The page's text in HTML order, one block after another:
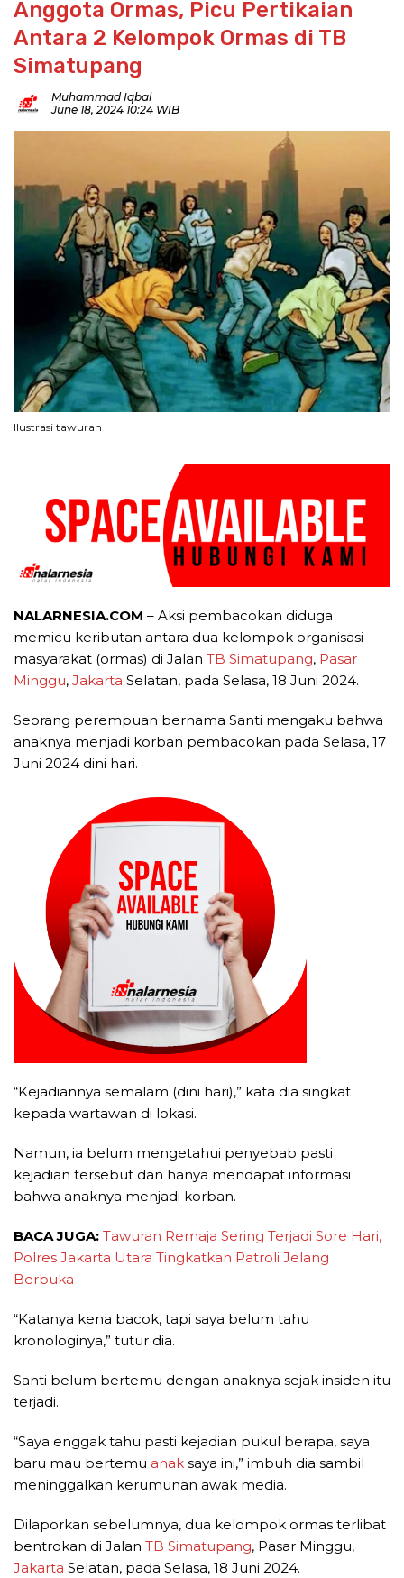
Anggota Ormas, Picu Pertikaian
Antara 2 Kelompok Ormas di TB
Simatupang
Muhammad Iqbal
June 18, 2024 10:24 WIB
Ilustrasi tawuran
NALARNESIA.COM – Aksi pembacokan diduga
memicu keributan antara dua kelompok organisasi
masyarakat (ormas) di Jalan TB Simatupang, Pasar
Minggu, Jakarta Selatan, pada Selasa, 18 Juni 2024.
Seorang perempuan bernama Santi mengaku bahwa
anaknya menjadi korban pembacokan pada Selasa, 17
Juni 2024 dini hari.
“Kejadiannya semalam (dini hari),” kata dia singkat
kepada wartawan di lokasi.
Namun, ia belum mengetahui penyebab pasti
kejadian tersebut dan hanya mendapat informasi
bahwa anaknya menjadi korban.
BACA JUGA: Tawuran Remaja Sering Terjadi Sore Hari,
Polres Jakarta Utara Tingkatkan Patroli Jelang
Berbuka
“Katanya kena bacok, tapi saya belum tahu
kronologinya,” tutur dia.
Santi belum bertemu dengan anaknya sejak insiden itu
terjadi.
“Saya enggak tahu pasti kejadian pukul berapa, saya
baru mau bertemu anak saya ini,” imbuh dia sambil
meninggalkan kerumunan awak media.
Dilaporkan sebelumnya, dua kelompok ormas terlibat
bentrokan di Jalan TB Simatupang, Pasar Minggu,
Jakarta Selatan, pada Selasa, 18 Juni 2024.